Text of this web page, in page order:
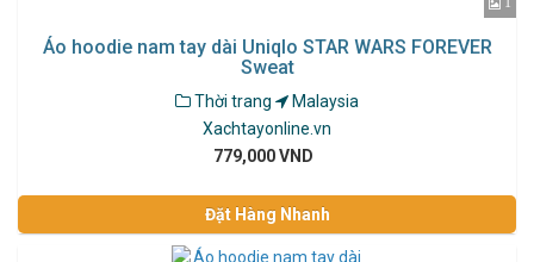
Áo hoodie nam tay dài Uniqlo STAR WARS FOREVER
Sweat
Thời trang
Malaysia
Xachtayonline.vn
779,000 VND
Đặt Hàng Nhanh